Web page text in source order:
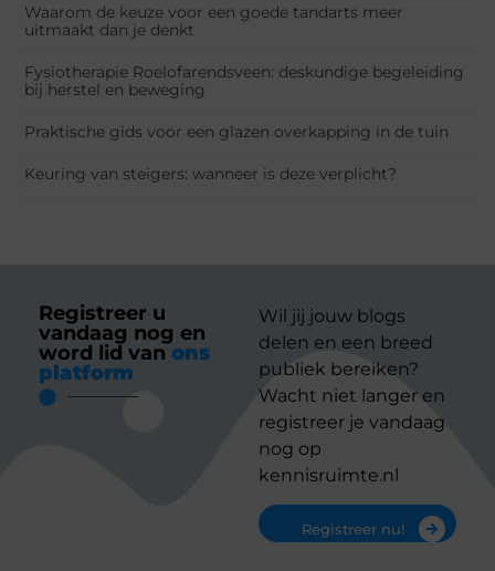
Waarom de keuze voor een goede tandarts meer
uitmaakt dan je denkt
Fysiotherapie Roelofarendsveen: deskundige begeleiding
bij herstel en beweging
Praktische gids voor een glazen overkapping in de tuin
Keuring van steigers: wanneer is deze verplicht?
Registreer u
vandaag nog en
word lid van ons
platform
Wil jij jouw blogs
delen en een breed
publiek bereiken?
Wacht niet langer en
registreer je vandaag
nog op
kennisruimte.nl
Registreer nu!